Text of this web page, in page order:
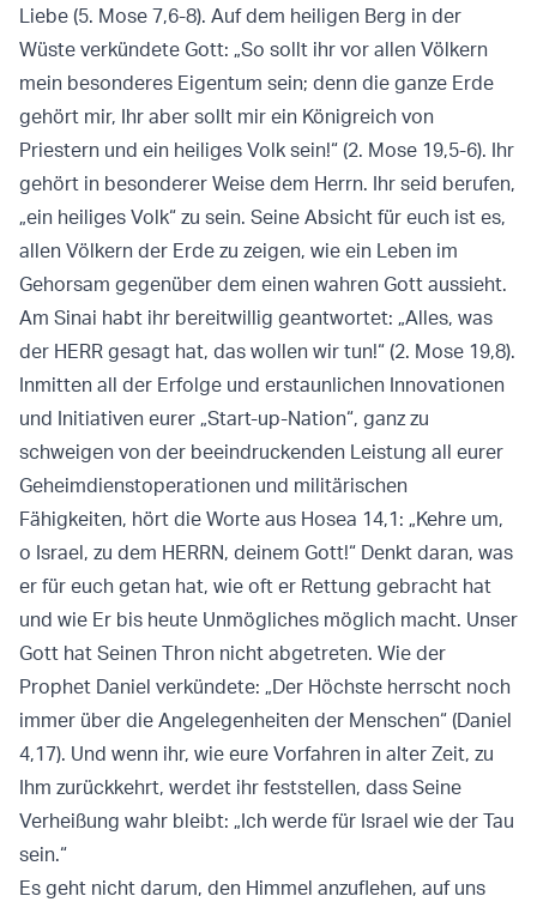
Liebe (5. Mose 7,6-8). Auf dem heiligen Berg in der
Wüste verkündete Gott: „So sollt ihr vor allen Völkern
mein besonderes Eigentum sein; denn die ganze Erde
gehört mir, Ihr aber sollt mir ein Königreich von
Priestern und ein heiliges Volk sein!“ (2. Mose 19,5-6). Ihr
gehört in besonderer Weise dem Herrn. Ihr seid berufen,
„ein heiliges Volk“ zu sein. Seine Absicht für euch ist es,
allen Völkern der Erde zu zeigen, wie ein Leben im
Gehorsam gegenüber dem einen wahren Gott aussieht.
Am Sinai habt ihr bereitwillig geantwortet: „Alles, was
der HERR gesagt hat, das wollen wir tun!“ (2. Mose 19,8).
Inmitten all der Erfolge und erstaunlichen Innovationen
und Initiativen eurer „Start-up-Nation“, ganz zu
schweigen von der beeindruckenden Leistung all eurer
Geheimdienstoperationen und militärischen
Fähigkeiten, hört die Worte aus Hosea 14,1: „Kehre um,
o Israel, zu dem HERRN, deinem Gott!“ Denkt daran, was
er für euch getan hat, wie oft er Rettung gebracht hat
und wie Er bis heute Unmögliches möglich macht. Unser
Gott hat Seinen Thron nicht abgetreten. Wie der
Prophet Daniel verkündete: „Der Höchste herrscht noch
immer über die Angelegenheiten der Menschen“ (Daniel
4,17). Und wenn ihr, wie eure Vorfahren in alter Zeit, zu
Ihm zurückkehrt, werdet ihr feststellen, dass Seine
Verheißung wahr bleibt: „Ich werde für Israel wie der Tau
sein.“
Es geht nicht darum, den Himmel anzuflehen, auf uns